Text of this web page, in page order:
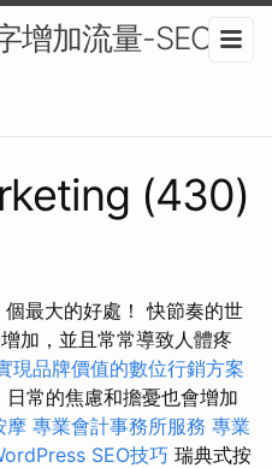
增加流量-SEO顧
(430)
最大的好處！ 快節奏的世
加，並且常常導致人體疼
現品牌價值的數位行銷方案
日常的焦慮和擔憂也會增加
摩 專業會計事務所服務 專業
SEO技巧 瑞典式按